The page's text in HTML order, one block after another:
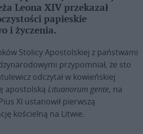
Leona XIV przekazał
papieskie
i życzenia.
Stolicy Apostolskiej z państwami
przypomniał, że sto
odczytał w kowieńskiej
apostolską Lituanorum gente, na
XI ustanowił pierwszą
kościelną na Litwie.